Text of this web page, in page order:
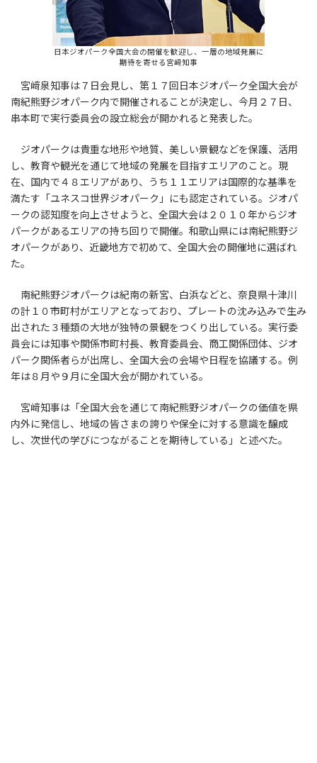
日本ジオパーク全国大会の開催を歓迎し、一層の地域発展に
期待を寄せる宮﨑知事
宮﨑泉知事は７日会見し、第１７回日本ジオパーク全国大会が
南紀熊野ジオパーク内で開催されることが決定し、今月２７日、
串本町で実行委員会の設立総会が開かれると発表した。
ジオパークは貴重な地形や地質、美しい景観などを保護、活用
し、教育や観光を通じて地域の発展を目指すエリアのこと。現
在、国内で４８エリアがあり、うち１１エリアは国際的な基準を
満たす「ユネスコ世界ジオパーク」にも認定されている。ジオパ
ークの認知度を向上させようと、全国大会は２０１０年からジオ
パークがあるエリアの持ち回りで開催。和歌山県には南紀熊野ジ
オパークがあり、近畿地方で初めて、全国大会の開催地に選ばれ
た。
南紀熊野ジオパークは紀南の新宮、白浜などと、奈良県十津川
の計１０市町村がエリアとなっており、プレートの沈み込みで生み
出された３種類の大地が独特の景観をつくり出している。実行委
員会には知事や関係市町村長、教育委員会、商工関係団体、ジオ
パーク関係者らが出席し、全国大会の会場や日程を協議する。例
年は８月や９月に全国大会が開かれている。
宮﨑知事は「全国大会を通じて南紀熊野ジオパークの価値を県
内外に発信し、地域の皆さまの誇りや保全に対する意識を醸成
し、次世代の学びにつながることを期待している」と述べた。